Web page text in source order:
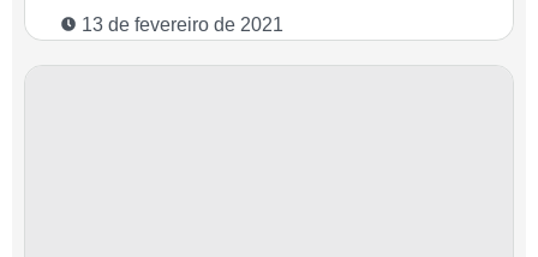
13 de fevereiro de 2021